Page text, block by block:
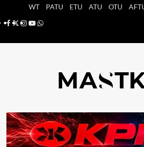
WT PATU ETU ATU OTU
Facebook
X Instagram
YouTube
Whatsapp